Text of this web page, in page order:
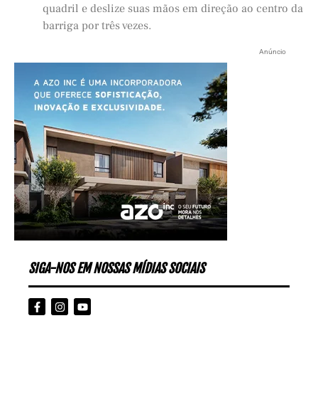
quadril e deslize suas mãos em direção ao centro da
barriga por três vezes.
Anúncio
SIGA-NOS EM NOSSAS MÍDIAS SOCIAIS